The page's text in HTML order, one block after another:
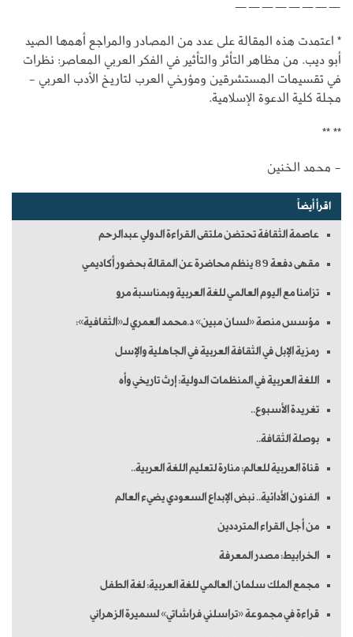
————————
* اعتمدت هذه المقالة على عدد من المصادر والمراجع أهمها الصيد
أبو ديب. من مظاهر التأثر والتأثير في الفكر العربي المعاصر: نظرات
في تقسيمات المستشرقين ومؤرخي العرب لتاريخ الأدب العربي -
مجلة كلية الدعوة الإسلامية.
** **
- محمد الخنين
اقرأ أيضاً
عاصمة الثقافة تحتضن ملتقى القراءة الدولي عبدالرحم
مقهى دفعة 89 ينظم محاضرة عن المقالة بحضور أكاديمي
تزامنا مع اليوم العالمي للغة العربية وبمناسبة مرو
مؤسس منصة «لسان مبين» د.محمد العمري لـ«الثقافية»:
رمزية الإبل في الثقافة العربية في الجاهلية والإسل
اللغة العربية في المنظمات الدولية: إرث تاريخي وأه
تغريدة الأسبوع..
بوصلة الثقافة..
قناة العربية للعالم: منارة لتعليم اللغة العربية..
الفنون الأدائية.. نبض الإبداع السعودي يضيء العالم
من أجل القراء المترددين
الخرابيط: مصدر المعرفة
مجمع الملك سلمان العالمي للغة العربية: لغة الطفل
قراءة في مجموعة «تراسلني فراشاتي» لسميرة الزهراني